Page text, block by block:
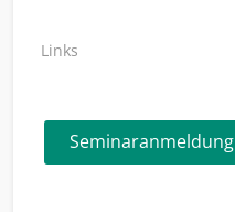
Links
Seminaranmeldung